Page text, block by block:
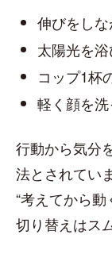
伸びをし
太陽光を
コップ1杯
軽く顔を
行動から気分
法とされてい
“考えてから動
切り替えはス